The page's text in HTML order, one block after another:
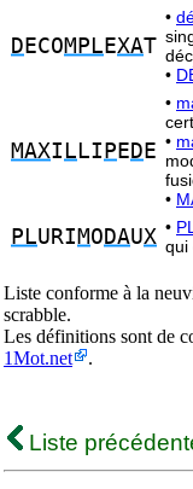
D ECOMPL EXAT
•
•
MAXI L LI P E D E
•
•
•
PLURI MO DAUX •
qui
Liste conforme à la
scrabble.
Les définitions sont de
1Mot.net
.
Liste